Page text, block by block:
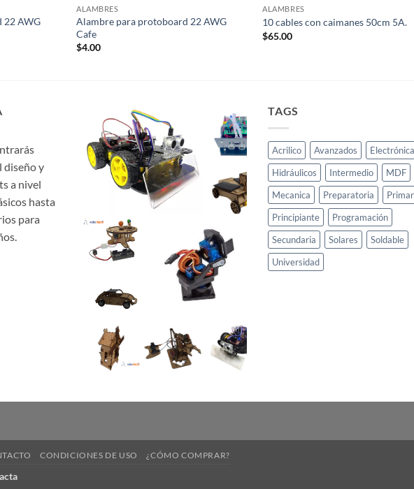
22 AWG
ALAMBRES
Alambre para protoboard 22 AWG
Cafe
$4.00
ALAMBRES
10 cables con caimanes 50cm 5A.
$65.00
diseño y
a nivel
hasta
para
TAGS
Acrilico Avanzados
Electrónica
Hidráulicos
Intermedio
MDF
Mecanica
Preparatoria
Principiante
Programación
Secundaria
Solares
Soldable
Universidad
CONDICIONES DE USO ¿CÓMO COMPRAR?